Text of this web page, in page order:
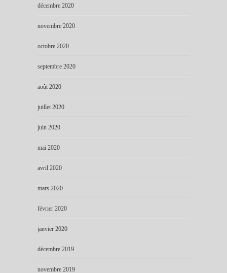
décembre 2020
novembre 2020
octobre 2020
septembre 2020
août 2020
juillet 2020
juin 2020
mai 2020
avril 2020
mars 2020
février 2020
janvier 2020
décembre 2019
novembre 2019